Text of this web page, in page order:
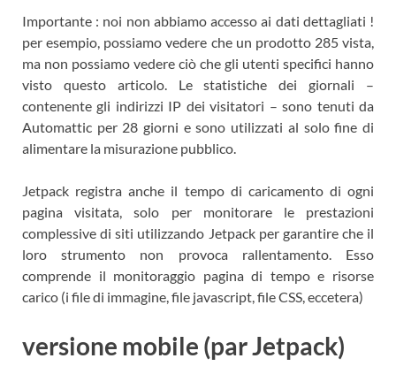
Importante : noi non abbiamo accesso ai dati dettagliati !
per esempio, possiamo vedere che un prodotto 285 vista,
ma non possiamo vedere ciò che gli utenti specifici hanno
visto questo articolo. Le statistiche dei giornali –
contenente gli indirizzi IP dei visitatori – sono tenuti da
Automattic per 28 giorni e sono utilizzati al solo fine di
alimentare la misurazione pubblico.
Jetpack registra anche il tempo di caricamento di ogni
pagina visitata, solo per monitorare le prestazioni
complessive di siti utilizzando Jetpack per garantire che il
loro strumento non provoca rallentamento. Esso
comprende il monitoraggio pagina di tempo e risorse
carico (i file di immagine, file javascript, file CSS, eccetera)
versione mobile (par Jetpack)